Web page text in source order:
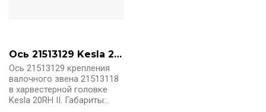
Ось 21513129 Kesla 20RH II
Ось 21513129 крепления
валочного звена 21513118
в харвестерной головке
Kesla 20RH II. Габариты:..